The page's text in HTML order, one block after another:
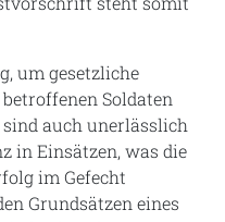
um gesetzliche
Soldaten
auch unerlässlich
in Einsätzen, was die
im Gefecht
Grundsätzen eines